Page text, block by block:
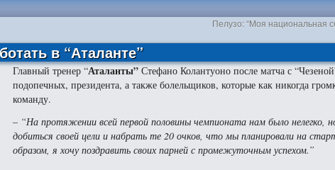
Пелузо: “Моя национальная
в “Аталанте”
Главный тренер “Аталанты” Стефано Колантуоно после матча с
подопечных, президента, а также болельщиков, которые как никогда
команду.
– “На протяжении всей первой половины чемпионата нам было нелегко,
добиться своей цели и набрать те 20 очков, что мы планировали на
образом, я хочу поздравить своих парней с промежуточным успехом.”